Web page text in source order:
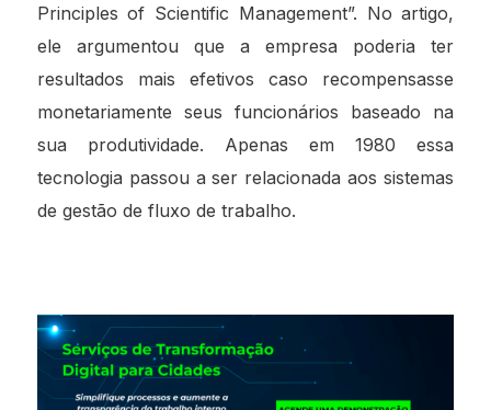
Principles of Scientific Management”. No artigo,
ele argumentou que a empresa poderia ter
resultados mais efetivos caso recompensasse
monetariamente seus funcionários baseado na
sua produtividade. Apenas em 1980 essa
tecnologia passou a ser relacionada aos sistemas
de gestão de fluxo de trabalho.